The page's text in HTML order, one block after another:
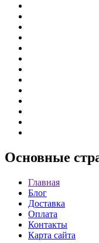
Основные
Главная
Блог
Доставка
Оплата
Контакты
Карта сайта